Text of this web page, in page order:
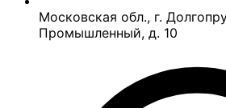
Московская обл., г.
Промышленный, д. 10